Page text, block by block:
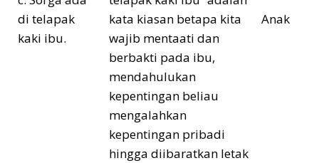
di telapak
kaki ibu.
kata kiasan betapa kita
wajib mentaati dan
berbakti pada ibu,
mendahulukan
kepentingan beliau
mengalahkan
kepentingan pribadi
hingga diibaratkan letak
Anak